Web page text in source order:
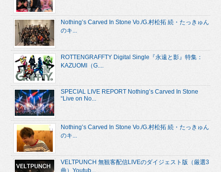
Nothing’s Carved In Stone Vo./G.村松拓 続・たっきゅん
のキ...
ROTTENGRAFFTY Digital Single『永遠と影』特集：
KAZUOMI（G....
SPECIAL LIVE REPORT Nothing’s Carved In Stone
“Live on No...
Nothing’s Carved In Stone Vo./G.村松拓 続・たっきゅん
のキ...
VELTPUNCH 無観客配信LIVEのダイジェスト版（厳選3